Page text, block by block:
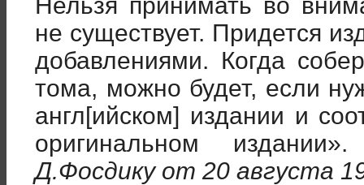
не существует. Придется
добавлениями. Когда
тома, можно будет, если
англ[ийском] издании и
оригинальном
Д.Фосдику от 20 августа